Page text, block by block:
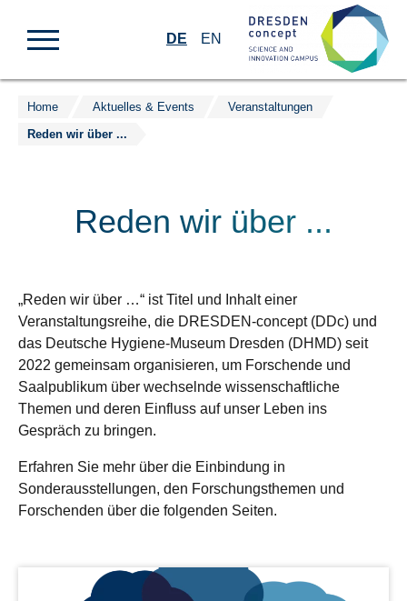
Inhalt
DE EN
Home Aktuelles & Events
Veranstaltungen
Reden wir über ...
Reden wir über ...
„Reden wir über …“ ist Titel und Inhalt einer
Veranstaltungsreihe, die DRESDEN-concept (DDc) und
das Deutsche Hygiene-Museum Dresden (DHMD) seit
2022 gemeinsam organisieren, um Forschende und
Saalpublikum über wechselnde wissenschaftliche
Themen und deren Einfluss auf unser Leben ins
Gespräch zu bringen.
Erfahren Sie mehr über die Einbindung in
Sonderausstellungen, den Forschungsthemen und
Forschenden über die folgenden Seiten.